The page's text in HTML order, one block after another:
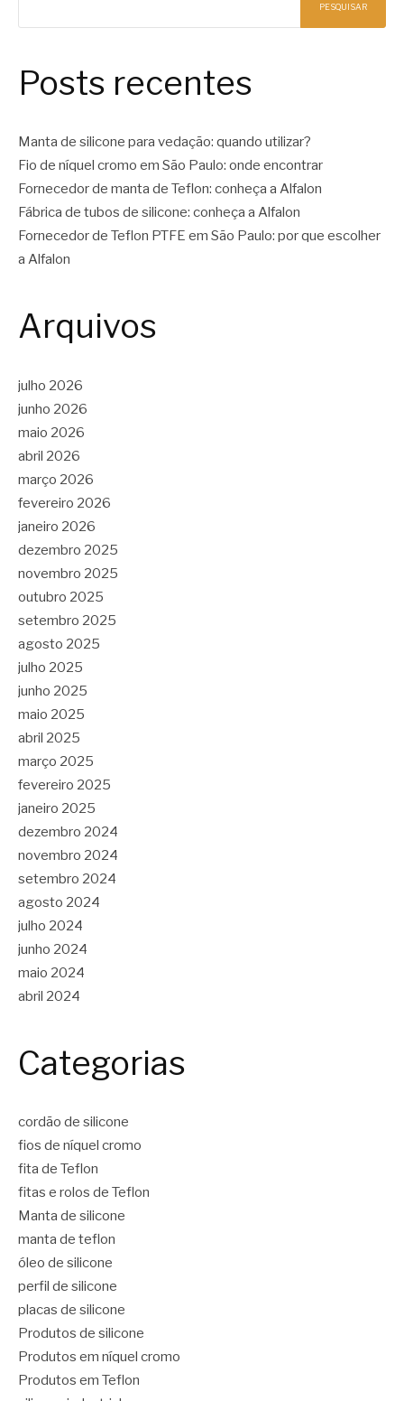
PESQUISAR
Posts recentes
Manta de silicone para vedação: quando utilizar?
Fio de níquel cromo em São Paulo: onde encontrar
Fornecedor de manta de Teflon: conheça a Alfalon
Fábrica de tubos de silicone: conheça a Alfalon
Fornecedor de Teflon PTFE em São Paulo: por que escolher
a Alfalon
Arquivos
julho 2026
junho 2026
maio 2026
abril 2026
março 2026
fevereiro 2026
janeiro 2026
dezembro 2025
novembro 2025
outubro 2025
setembro 2025
agosto 2025
julho 2025
junho 2025
maio 2025
abril 2025
março 2025
fevereiro 2025
janeiro 2025
dezembro 2024
novembro 2024
setembro 2024
agosto 2024
julho 2024
junho 2024
maio 2024
abril 2024
Categorias
cordão de silicone
fios de níquel cromo
fita de Teflon
fitas e rolos de Teflon
Manta de silicone
manta de teflon
óleo de silicone
perfil de silicone
placas de silicone
Produtos de silicone
Produtos em níquel cromo
Produtos em Teflon